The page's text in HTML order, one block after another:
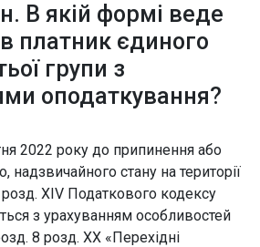
В якій формі веде
платник єдиного
групи з
оподаткування?
2022 року до припинення або
надзвичайного стану на території
XIV Податкового кодексу
з урахуванням особливостей
8 розд. ХХ «Перехідні